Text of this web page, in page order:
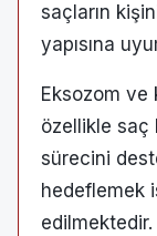
saçların
yapısına
Eksozom
özellikle saç
sürecini
hedeflemek